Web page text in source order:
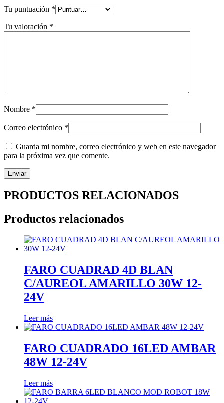
Tu puntuación *
Tu valoración *
Nombre *
Correo electrónico *
Guarda mi nombre, correo electrónico y web en este navegador
para la próxima vez que comente.
PRODUCTOS RELACIONADOS
Productos relacionados
FARO CUADRAD 4D BLAN
C/AUREOL AMARILLO 30W 12-
24V
Leer más
FARO CUADRADO 16LED AMBAR
48W 12-24V
Leer más